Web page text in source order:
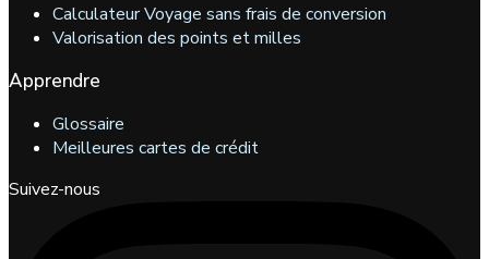
Calculateur Voyage sans frais de conversion
Valorisation des points et milles
Apprendre
Glossaire
Meilleures cartes de crédit
Suivez-nous